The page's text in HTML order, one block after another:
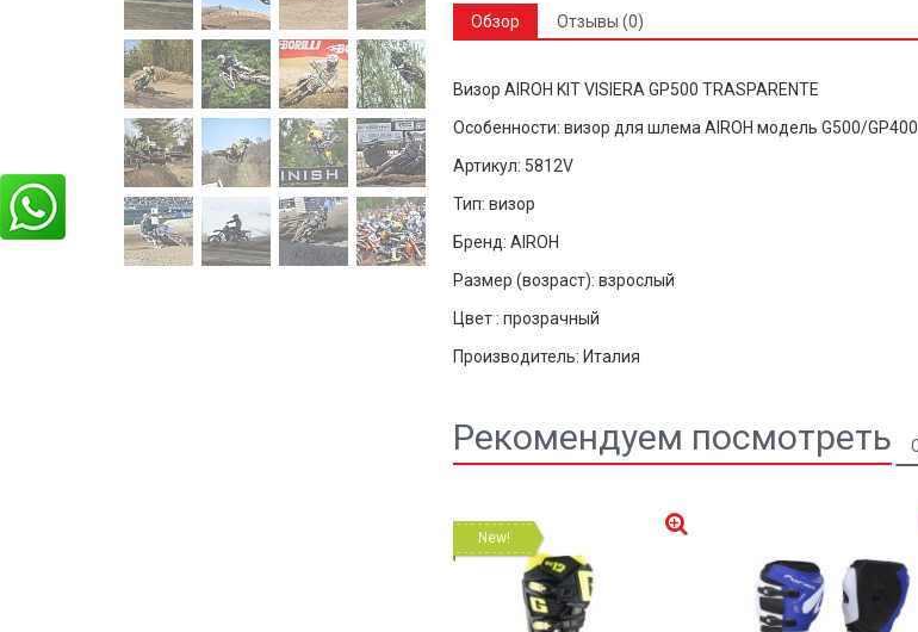
Обзор Отзывы (0)
Визор AIROH KIT VISIERA GP500 TRASPARENTE
Особенности: визор для шлема AIROH модель G500/GP400
Артикул: 5812V
Тип: визор
Бренд: AIROH
Размер (возраст): взрослый
Цвет : прозрачный
Производитель: Италия
Рекомендуем посмотреть
New!